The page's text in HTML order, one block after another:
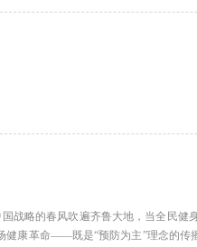
战略的春风吹遍齐鲁大地，当全民健
康革命——既是“预防为主”理念的传